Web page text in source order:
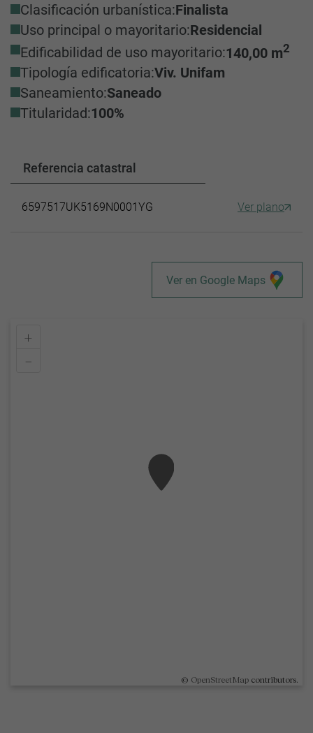
Clasificación urbanística:Finalista
Uso principal o mayoritario:Residencial
Edificabilidad de uso mayoritario:140,00 m2
Tipología edificatoria:Viv. Unifam
Saneamiento:Saneado
Titularidad:100%
Referencia catastral
6597517UK5169N0001YG Ver plano
Ver en Google Maps
+
–
© OpenStreetMap contributors.